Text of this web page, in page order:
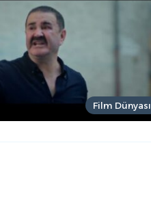
Film Dünyası